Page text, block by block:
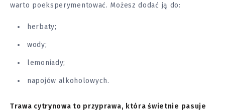
warto poeksperymentować. Możesz dodać ją do:
herbaty;
wody;
lemoniady;
napojów alkoholowych.
Trawa cytrynowa to przyprawa, która świetnie pasuje